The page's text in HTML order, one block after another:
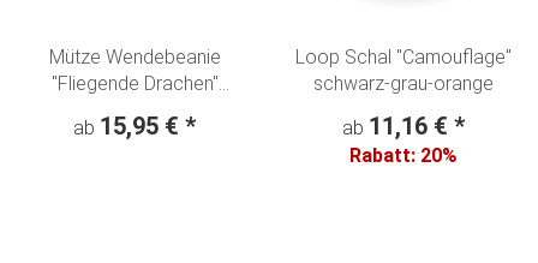
Mütze Wendebeanie
"Fliegende Drachen"
ab 15,95 € *
Loop Schal "Camouflage"
schwarz-grau-orange
ab 11,16 € *
Rabatt: 20%